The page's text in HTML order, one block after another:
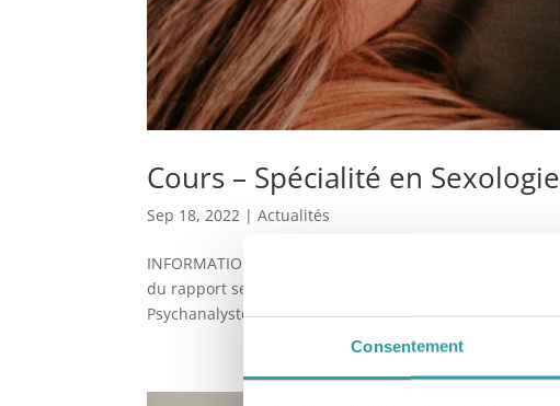
Consentement
Cours – Spécialité en
Sep 18, 2022 |Actualités
INFORMATION Cours + Atelier de Sexologie Clinique le
du rapport sexuel. Causes médicales des
Psychanalyste Adresse : Edupsy – 1...